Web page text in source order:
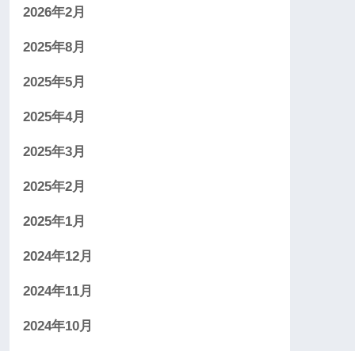
2026年2月
2025年8月
2025年5月
2025年4月
2025年3月
2025年2月
2025年1月
2024年12月
2024年11月
2024年10月